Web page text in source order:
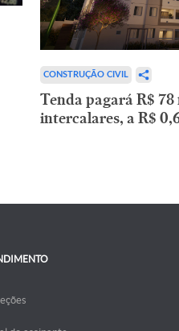
CONSTRUÇÃO CIVIL
Tenda pagará R$
intercalares, a R$